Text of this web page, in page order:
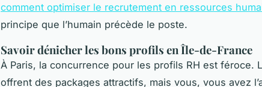
comment optimiser le recrutement en ressources
principe que l’humain précède le poste.
Savoir dénicher les bons profils en Île-de-France
À Paris, la concurrence pour les profils RH est féroce.
offrent des packages attractifs, mais vous, vous avez